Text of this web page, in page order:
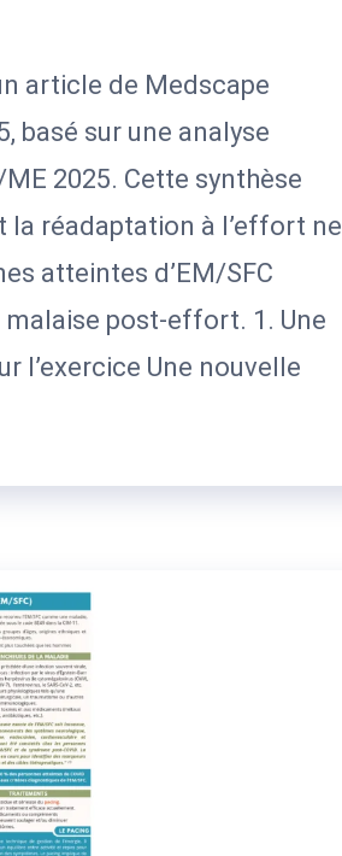
article de Medscape
basé sur une analyse
2025. Cette synthèse
la réadaptation à l’effort ne
atteintes d’EM/SFC
post-effort. 1. Une
l’exercice Une nouvelle